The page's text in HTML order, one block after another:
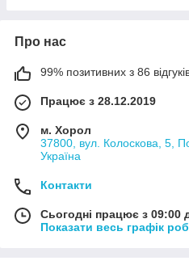
Про нас
99% позитивних з 86
Працює з 28.12.2019
м. Хорол
37800, вул. Колоскова, 5,
Україна
Контакти
Сьогодні працює з 09:00
Показати весь графік